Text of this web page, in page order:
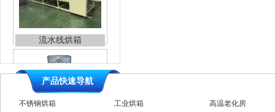
流水线烘箱
箱式工业电炉
产品快速导航